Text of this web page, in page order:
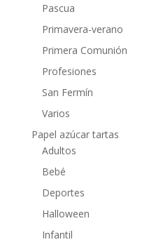
Pascua
Primavera-verano
Primera Comunión
Profesiones
San Fermín
Varios
Papel azúcar tartas
Adultos
Bebé
Deportes
Halloween
Infantil